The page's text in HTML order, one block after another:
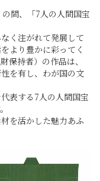
間、「7人の人間国宝
く注がれて発展して
より豊かに彩ってく
保持者）の作品は、
を有し、わが国の文
表する7人の人間国宝
を活かした魅力あふ